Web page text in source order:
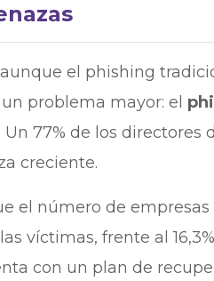
el phishing
problema mayor: el
. Un 77% de los directores
creciente.
el número de
víctimas, frente al
con un plan de